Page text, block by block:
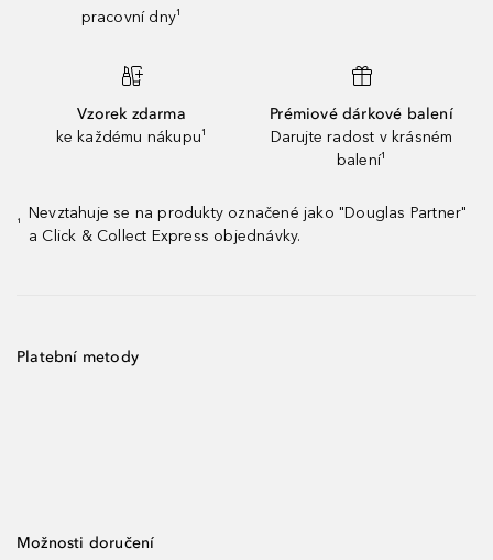
pracovní dny¹
Vzorek zdarma
ke každému nákupu¹
Prémiové dárkové balení
Darujte radost v krásném
balení¹
¹
Nevztahuje se na produkty označené jako "Douglas Partner"
a Click & Collect Express objednávky.
Platební metody
Možnosti doručení